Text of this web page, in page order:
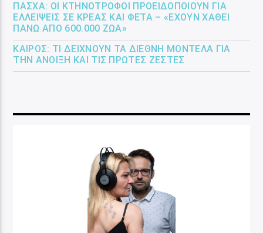
ΠΆΣΧΑ: ΟΙ ΚΤΗΝΟΤΡΌΦΟΙ ΠΡΟΕΙΔΟΠΟΙΟΎΝ ΓΙΑ
ΕΛΛΕΊΨΕΙΣ ΣΕ ΚΡΈΑΣ ΚΑΙ ΦΈΤΑ – «ΈΧΟΥΝ ΧΑΘΕΊ
ΠΆΝΩ ΑΠΌ 600.000 ΖΏΑ»
ΚΑΙΡΌΣ: ΤΙ ΔΕΊΧΝΟΥΝ ΤΑ ΔΙΕΘΝΉ ΜΟΝΤΈΛΑ ΓΙΑ
ΤΗΝ ΆΝΟΙΞΗ ΚΑΙ ΤΙΣ ΠΡΏΤΕΣ ΖΈΣΤΕΣ